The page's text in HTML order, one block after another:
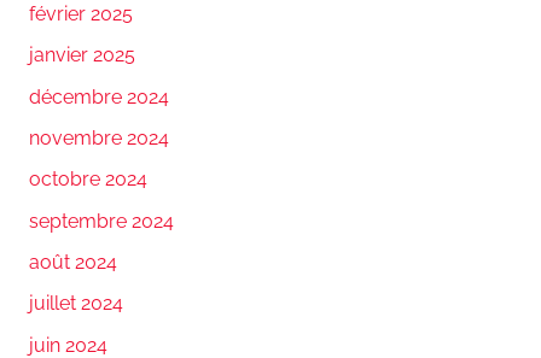
février 2025
janvier 2025
décembre 2024
novembre 2024
octobre 2024
septembre 2024
août 2024
juillet 2024
juin 2024